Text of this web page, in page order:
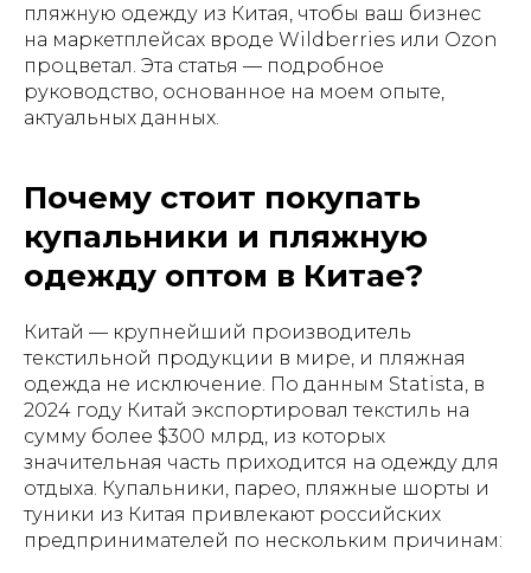
пляжную одежду из Китая, чтобы ваш бизнес
на маркетплейсах вроде Wildberries или Ozon
процветал. Эта статья — подробное
руководство, основанное на моем опыте,
актуальных данных.
Почему стоит покупать
купальники и пляжную
одежду оптом в Китае?
Китай — крупнейший производитель
текстильной продукции в мире, и пляжная
одежда не исключение. По данным Statista, в
2024 году Китай экспортировал текстиль на
сумму более $300 млрд, из которых
значительная часть приходится на одежду для
отдыха. Купальники, парео, пляжные шорты и
туники из Китая привлекают российских
предпринимателей по нескольким причинам: